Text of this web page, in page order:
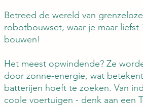
Betreed de wereld van
robotbouwset, waar je maar
bouwen!
Het meest opwindende? Ze
door zonne-energie, wat
batterijen hoeft te zoeken. Van
coole voertuigen - denk aan een